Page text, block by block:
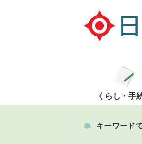
くらし・手
キーワード